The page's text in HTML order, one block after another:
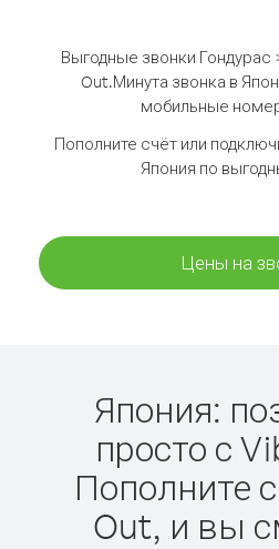
Выгодные звонки Гондурас
Out.Минута звонка в
мобильные
Пополните счёт или
Япония по
Цены на
Япония:
просто с
Пополните
Out, и вы